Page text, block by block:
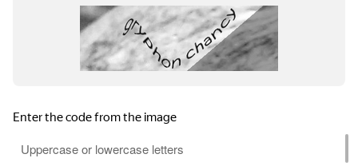
+7 (495) 103-49-76
424000, Республика Марий Эл, г. Йошкар-Ола, ул.
Советская дом 140
Калькулятор
Кейсы Клиентам
О компании
Контакты